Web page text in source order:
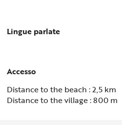
Lingue parlate
Lingue parlate
Accesso
Accesso
Distance to the beach : 2,5 km
Distance to the village : 800 m